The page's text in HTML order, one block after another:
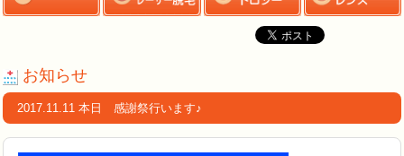
お知らせ
2017.11.11 本日 感謝祭行います♪